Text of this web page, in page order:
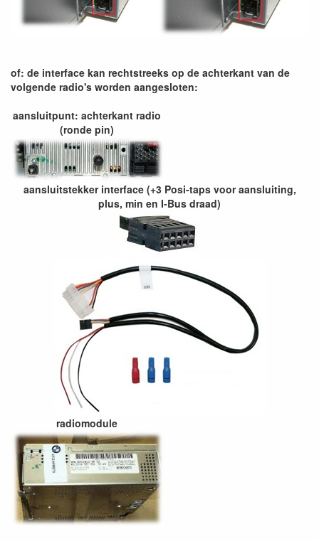
of: de interface kan rechtstreeks op de achterkant van de
volgende radio's worden aangesloten:
aansluitpunt: achterkant radio
(ronde pin)
aansluitstekker interface (+3 Posi-taps voor aansluiting,
plus, min en I-Bus draad)
radiomodule